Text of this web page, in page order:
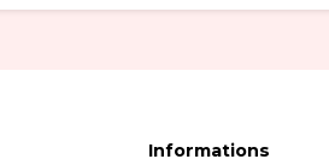
Informations